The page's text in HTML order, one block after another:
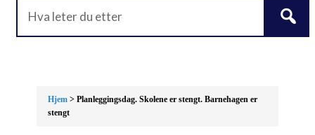
Hjem > Planleggingsdag. Skolene er stengt. Barnehagen er
stengt